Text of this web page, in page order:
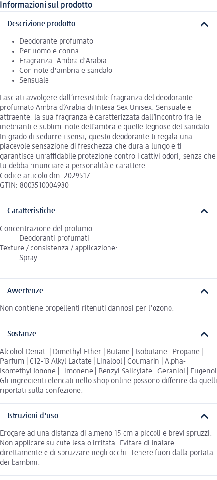
Informazioni sul prodotto
Descrizione prodotto
Deodorante profumato
Per uomo e donna
Fragranza: Ambra d'Arabia
Con note d'ambria e sandalo
Sensuale
Lasciati avvolgere dall’irresistibile fragranza del deodorante
profumato Ambra d’Arabia di Intesa Sex Unisex. Sensuale e
attraente, la sua fragranza è caratterizzata dall’incontro tra le
inebrianti e sublimi note dell’ambra e quelle legnose del sandalo.
In grado di sedurre i sensi, questo deodorante ti regala una
piacevole sensazione di freschezza che dura a lungo e ti
garantisce un’affidabile protezione contro i cattivi odori, senza che
tu debba rinunciare a personalità e carattere.
Codice articolo dm: 2029517
GTIN: 8003510004980
Caratteristiche
Concentrazione del profumo:
Deodoranti profumati
Texture / consistenza / applicazione:
Spray
Avvertenze
Non contiene propellenti ritenuti dannosi per l'ozono.
Sostanze
Alcohol Denat. | Dimethyl Ether | Butane | Isobutane | Propane |
Parfum | C12-13 Alkyl Lactate | Linalool | Coumarin | Alpha-
Isomethyl Ionone | Limonene | Benzyl Salicylate | Geraniol | Eugenol
Gli ingredienti elencati nello shop online possono differire da quelli
riportati sulla confezione.
Istruzioni d'uso
Erogare ad una distanza di almeno 15 cm a piccoli e brevi spruzzi.
Non applicare su cute lesa o irritata. Evitare di inalare
direttamente e di spruzzare negli occhi. Tenere fuori dalla portata
dei bambini.